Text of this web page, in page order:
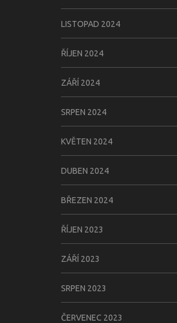
LISTOPAD 2024
ŘÍJEN 2024
ZÁŘÍ 2024
SRPEN 2024
KVĚTEN 2024
DUBEN 2024
BŘEZEN 2024
ŘÍJEN 2023
ZÁŘÍ 2023
SRPEN 2023
ČERVENEC 2023